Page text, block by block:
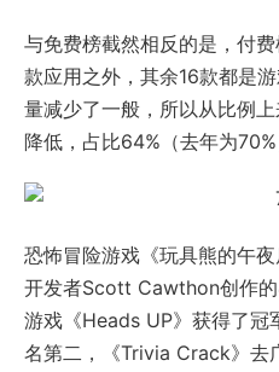
与免费榜截然相反的是，付
款应用之外，其余16款都是
量减少了一般，所以从比例
降低，占比64%（去年为70%
恐怖冒险游戏《玩具熊的午
开发者Scott Cawthon创作
游戏《Heads UP》获得了冠
名第二，《Trivia Crack》去